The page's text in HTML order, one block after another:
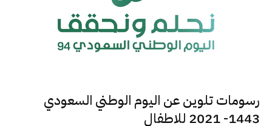
رسومات تلوين عن اليوم الوطني السعودي
1443- 2021 للاطفال